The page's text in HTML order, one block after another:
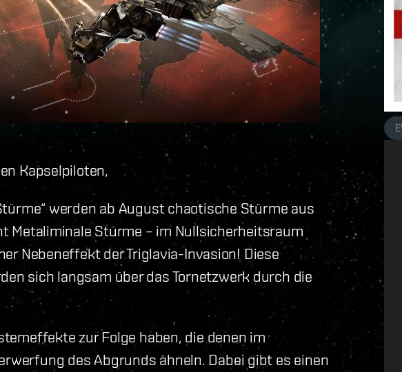
Kapselpiloten,
werden ab August chaotische Stürme aus
Metaliminale Stürme – im Nullsicherheitsraum
Nebeneffekt der Triglavia-Invasion! Diese
sich langsam über das Tornetzwerk durch die
zur Folge haben, die denen im
des Abgrunds ähneln. Dabei gibt es einen